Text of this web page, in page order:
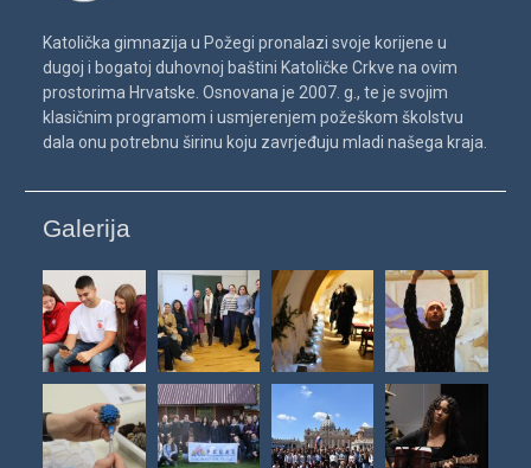
Katolička gimnazija u Požegi pronalazi svoje korijene u
dugoj i bogatoj duhovnoj baštini Katoličke Crkve na ovim
prostorima Hrvatske. Osnovana je 2007. g., te je svojim
klasičnim programom i usmjerenjem požeškom školstvu
dala onu potrebnu širinu koju zavrjeđuju mladi našega kraja.
Galerija